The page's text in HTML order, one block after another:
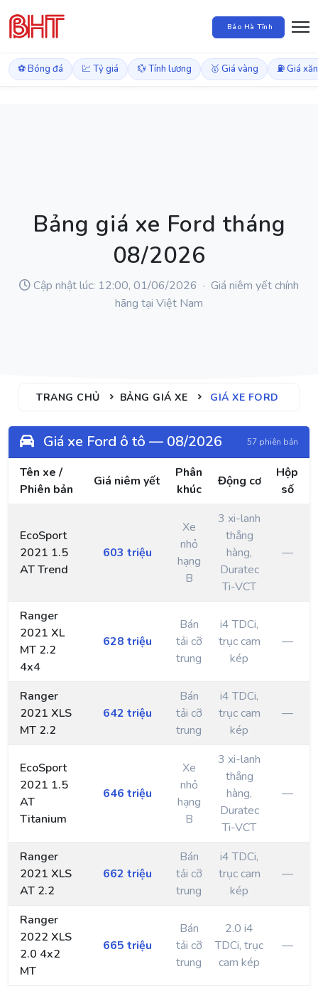
Báo Hà Tĩnh
⚽ Bóng đá 💹 Tỷ giá 💱 Tính lương 🥇 Giá vàng ⛽ Giá
Bảng giá xe Ford tháng
08/2026
Cập nhật lúc: 12:00, 01/06/2026 · Giá niêm yết chính
hãng tại Việt Nam
TRANG CHỦ BẢNG GIÁ XE GIÁ XE FORD
Giá xe Ford ô tô — 08/2026 57 phiên bản
Tên xe /
Phiên bản
Giá niêm yết
Phân
khúc
Động cơ
Hộp
số
EcoSport
2021 1.5
AT Trend
603 triệu
Xe
nhỏ
hạng
B
3 xi-lanh
thẳng
hàng,
Duratec
Ti-VCT
—
Ranger
2021 XL
MT 2.2
4x4
628 triệu
Bán
tải cỡ
trung
i4 TDCi,
trục cam
kép
—
Ranger
2021 XLS
MT 2.2
642 triệu
Bán
tải cỡ
trung
i4 TDCi,
trục cam
kép
—
EcoSport
2021 1.5
AT
Titanium
646 triệu
Xe
nhỏ
hạng
B
3 xi-lanh
thẳng
hàng,
Duratec
Ti-VCT
—
Ranger
2021 XLS
AT 2.2
662 triệu
Bán
tải cỡ
trung
i4 TDCi,
trục cam
kép
—
Ranger
2022 XLS
2.0 4x2
MT
665 triệu
Bán
tải cỡ
trung
2.0 i4
TDCi, trục
cam kép
—